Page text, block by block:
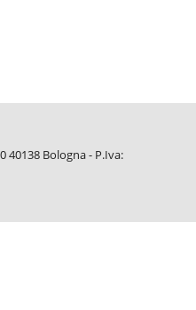
40138 Bologna - P.Iva: